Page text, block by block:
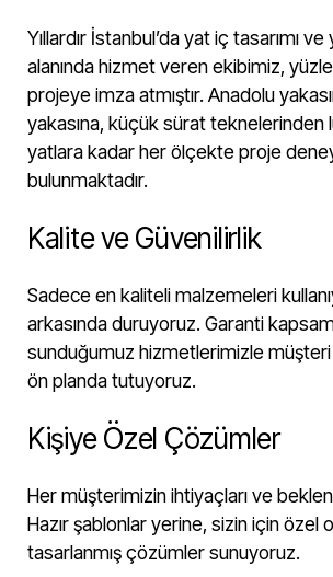
Yıllardır İstanbul’da yat iç tasarımı ve
alanında hizmet veren ekibimiz,
projeye imza atmıştır. Anadolu
yakasına, küçük sürat teknelerinden
yatlara kadar her ölçekte proje
bulunmaktadır.
Kalite ve Güvenilirlik
Sadece en kaliteli malzemeleri
arkasında duruyoruz. Garanti
sunduğumuz hizmetlerimizle
ön planda tutuyoruz.
Kişiye Özel Çözümler
Her müşterimizin ihtiyaçları ve
Hazır şablonlar yerine, sizin için özel
tasarlanmış çözümler sunuyoruz.